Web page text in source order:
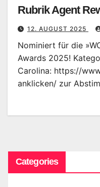
Rubrik Agent
12. AUGUST 2025
Nominiert für die
Awards 2025!
Carolina: https://
anklicken/ zur
Categories